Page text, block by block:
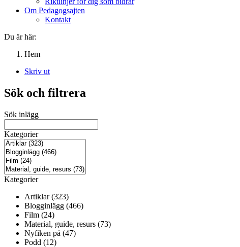
Om Pedagogsajten
Kontakt
Du är här:
Hem
Skriv ut
Sök och filtrera
Sök inlägg
Kategorier
Kategorier
Artiklar (323)
Blogginlägg (466)
Film (24)
Material, guide, resurs (73)
Nyfiken på (47)
Podd (12)